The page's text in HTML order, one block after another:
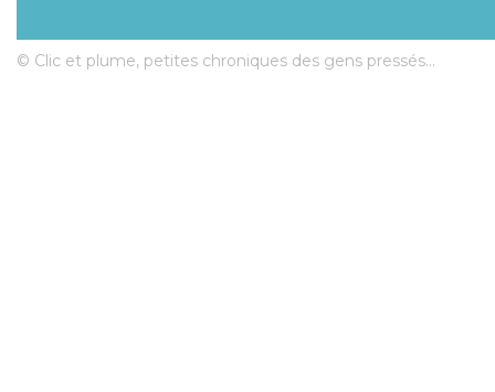
© Clic et plume, petites chroniques des gens pressés...